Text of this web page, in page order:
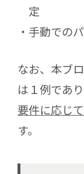
定
手動での
なお、本ブ
は１例であり
要件に応じ
す。